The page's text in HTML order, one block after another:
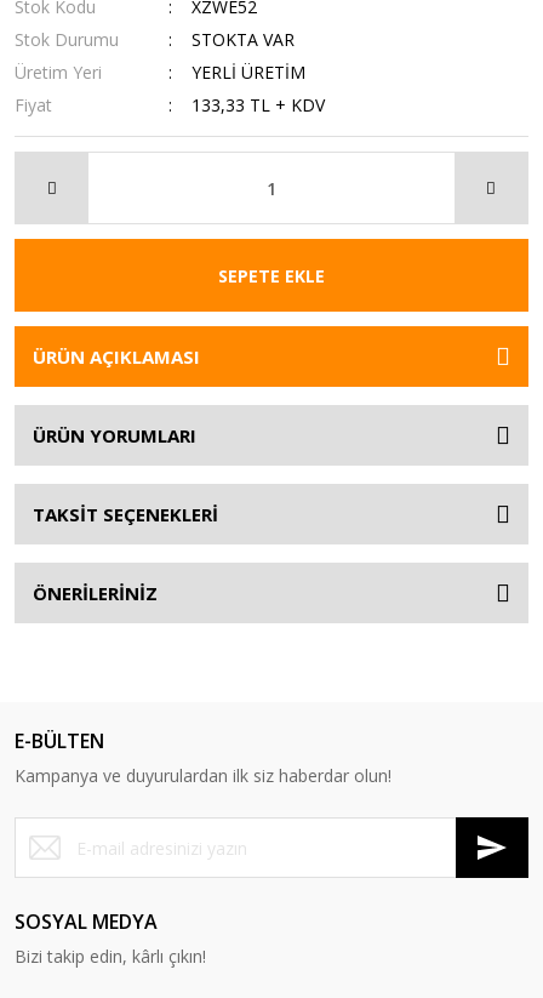
Stok Kodu
XZWE52
Stok Durumu
STOKTA VAR
Üretim Yeri
YERLİ ÜRETİM
Fiyat
133,33 TL + KDV
SEPETE EKLE
ÜRÜN AÇIKLAMASI
ÜRÜN YORUMLARI
TAKSİT SEÇENEKLERİ
ÖNERİLERİNİZ
E-BÜLTEN
Kampanya ve duyurulardan ilk siz haberdar olun!
SOSYAL MEDYA
Bizi takip edin, kârlı çıkın!